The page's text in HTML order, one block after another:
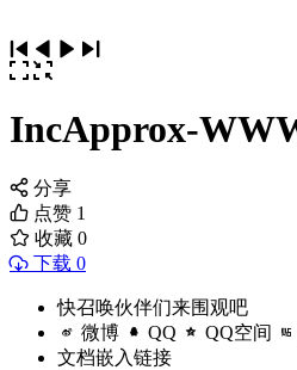
IncApprox-
分享
点赞 1
收藏 0
下载 0
快召唤伙伴们来围观吧
微博 QQ QQ空间
文档嵌入链接